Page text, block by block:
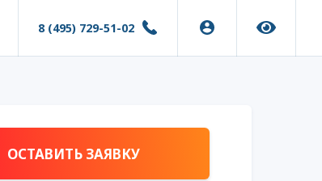
8 (495) 729-51-02
ОСТАВИТЬ ЗАЯВКУ